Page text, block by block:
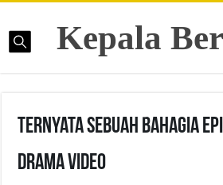
Kepala
Ternyata Sebuah Bahagia
Drama Video